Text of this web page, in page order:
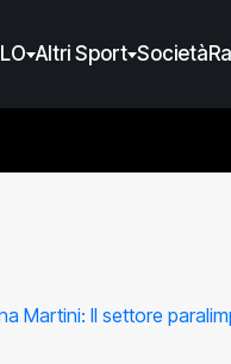
Altri Sport Società
Martini: Il settore